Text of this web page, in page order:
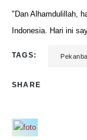
"Dan Alhamdulillah,
Indonesia. Hari ini
TAGS:
SHARE